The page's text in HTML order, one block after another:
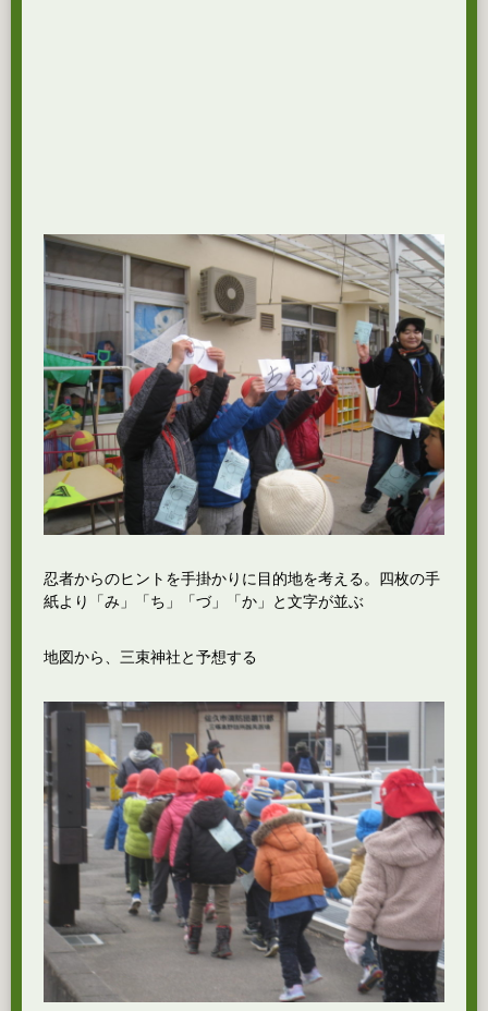
忍者からのヒントを手掛かりに目的地を考える。四枚の手
紙より「み」「ち」「づ」「か」と文字が並ぶ
地図から、三束神社と予想する